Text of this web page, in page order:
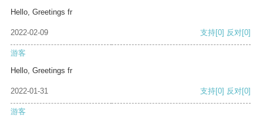
Hello, Greetings fr
2022-02-09 支持[0] 反对[0]
游客
Hello, Greetings fr
2022-01-31 支持[0] 反对[0]
游客